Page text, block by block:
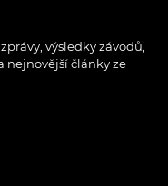
výsledky závodů,
nejnovější články ze